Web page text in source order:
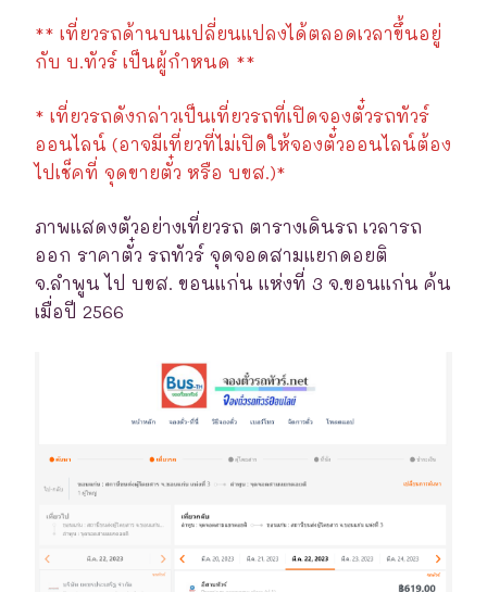
** เที่ยวรถด้านบนเปลี่ยนแปลงได้ตลอดเวลาขึ้นอยู่
กับ บ.ทัวร์ เป็นผู้กำหนด **
* เที่ยวรถดังกล่าวเป็นเที่ยวรถที่เปิดจองตั๋วรถทัวร์
ออนไลน์ (อาจมีเที่ยวที่ไม่เปิดให้จองตั๋วออนไลน์ต้อง
ไปเช็คที่ จุดขายตั๋ว หรือ บขส.)*
ภาพแสดงตัวอย่างเที่ยวรถ ตารางเดินรถ เวลารถ
ออก ราคาตั๋ว รถทัวร์ จุดจอดสามแยกดอยติ
จ.ลำพูน ไป บขส. ขอนแก่น แห่งที่ 3 จ.ขอนแก่น ค้น
เมื่อปี 2566